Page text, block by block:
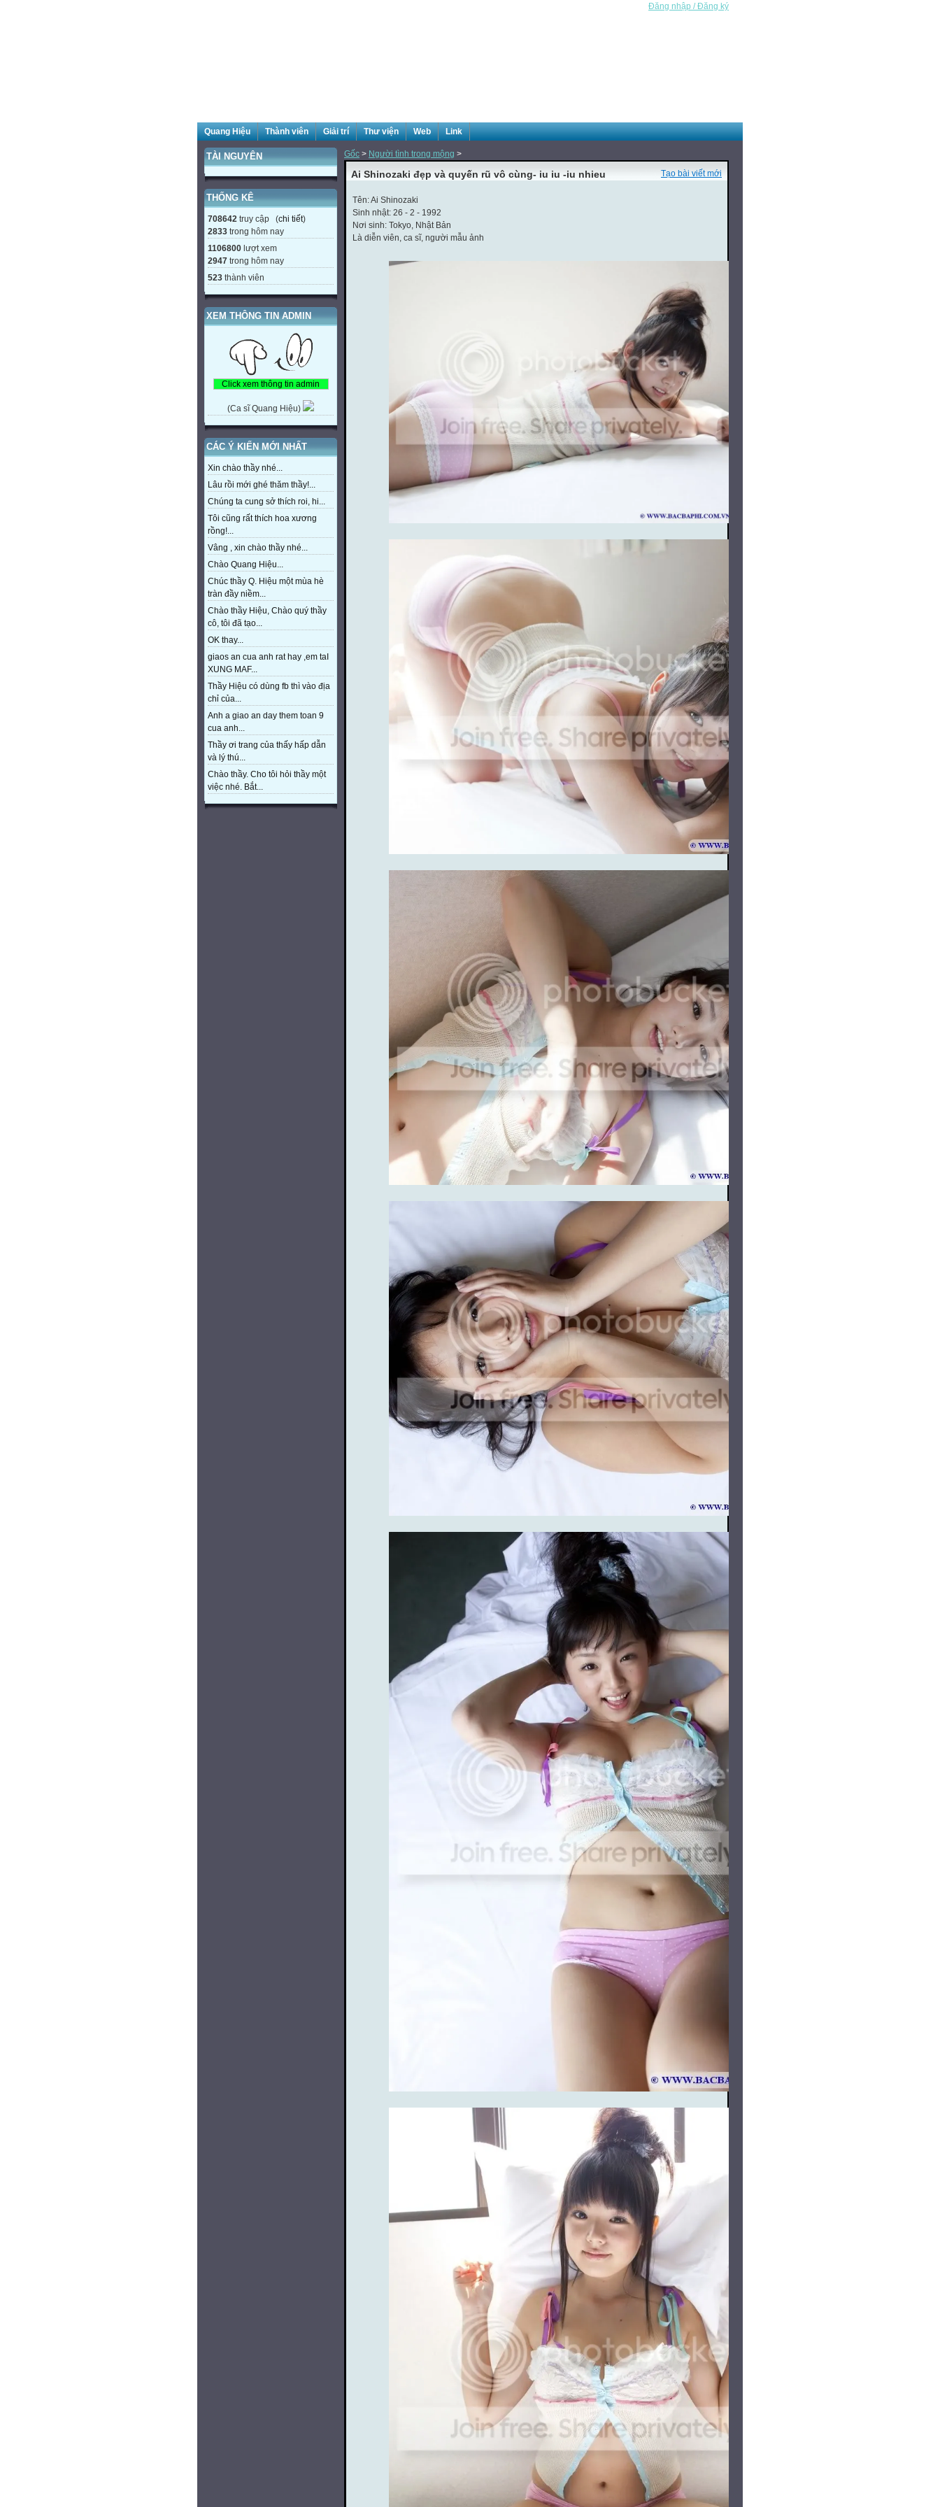
Đăng nhập / Đăng ký
Quang Hiệu Thành viên Giải trí Thư viện Web Link
TÀI NGUYÊN
THỐNG KÊ
708642 truy cập (chi tiết)
2833 trong hôm nay
1106800 lượt xem
2947 trong hôm nay
523 thành viên
XEM THÔNG TIN ADMIN
(Ca sĩ Quang Hiệu)
CÁC Ý KIẾN MỚI NHẤT
Xin chào thầy nhé...
Lâu rồi mới ghé thăm thầy!...
Chúng ta cung sở thích roi, hi...
Tôi cũng rất thích hoa xương
rồng!...
Vâng , xin chào thầy nhé...
Chào Quang Hiệu...
Chúc thầy Q. Hiệu một mùa hè
tràn đầy niềm...
Chào thầy Hiệu, Chào quý thầy
cô, tôi đã tạo...
OK thay...
giaos an cua anh rat hay ,em taI
XUNG MAF...
Thầy Hiệu có dùng fb thì vào địa
chỉ của...
Anh a giao an day them toan 9
cua anh...
Thầy ơi trang của thấy hấp dẫn
và lý thú...
Chào thầy. Cho tôi hỏi thầy một
việc nhé. Bắt...
Gốc > Người tình trong mộng >
Tạo bài viết mới
Ai Shinozaki đẹp và quyến rũ vô cùng- iu iu -iu nhieu
Tên: Ai Shinozaki
Sinh nhật: 26 - 2 - 1992
Nơi sinh: Tokyo, Nhật Bản
Là diễn viên, ca sĩ, người mẫu ảnh